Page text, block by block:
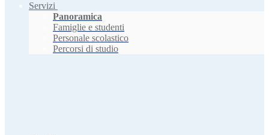
Servizi
Panoramica
Famiglie e studenti
Personale scolastico
Percorsi di studio